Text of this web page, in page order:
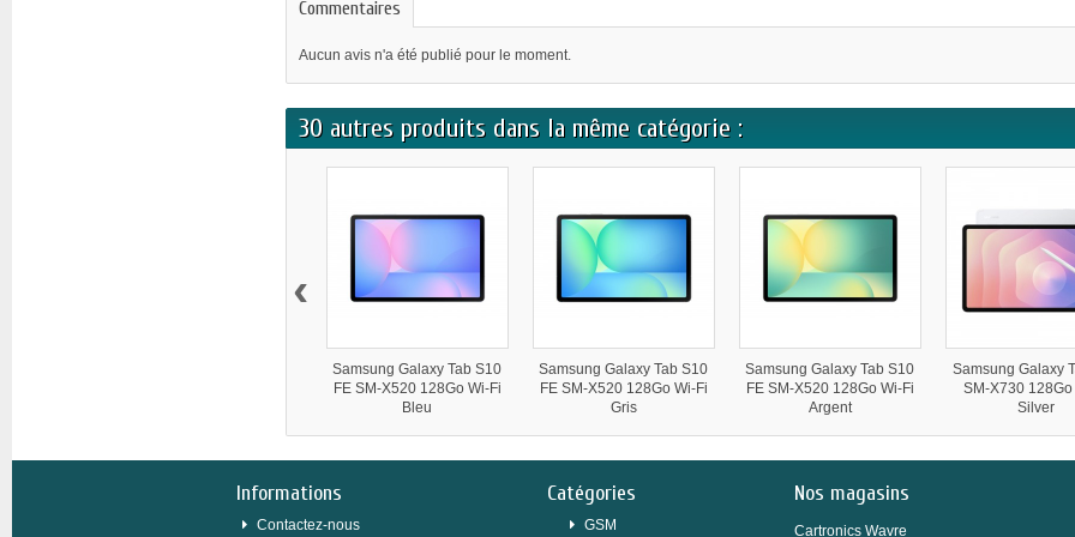
Commentaires
Aucun avis n'a été publié pour le moment.
30 autres produits dans la même catégorie :
Samsung Galaxy Tab S10
FE SM-X520 128Go Wi-Fi
Bleu
Samsung Galaxy Tab S10
FE SM-X520 128Go Wi-Fi
Gris
Samsung Galaxy Tab S10
FE SM-X520 128Go Wi-Fi
Argent
Samsung Galaxy
SM-X730 128Go
Silver
‹
Informations
Contactez-nous
Catégories
GSM
Nos magasins
Cartronics Wavre